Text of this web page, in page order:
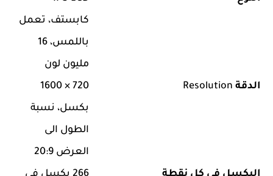
كابستف، تعمل
باللمس، 16
مليون لون
الدقة Resolution
720 × 1600
بكسل، نسبة
الطول الى
العرض 20:9